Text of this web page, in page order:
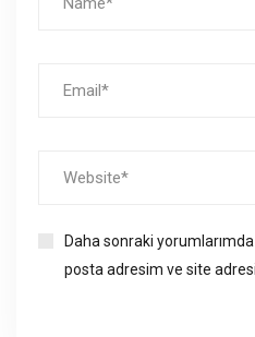
Daha sonraki yorumlarımda
posta adresim ve site